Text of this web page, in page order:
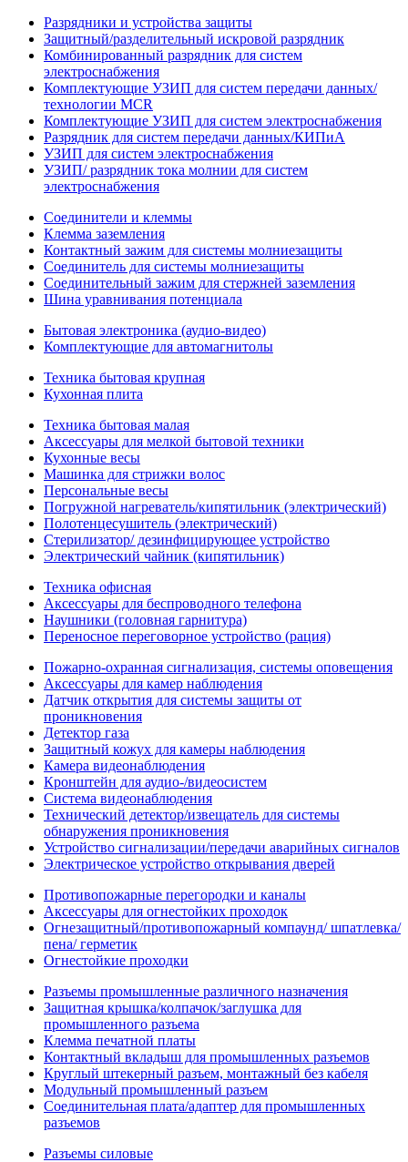
Разрядники и устройства защиты
Защитный/разделительный искровой разрядник
Комбинированный разрядник для систем
электроснабжения
Комплектующие УЗИП для систем передачи данных/
технологии MCR
Комплектующие УЗИП для систем электроснабжения
Разрядник для систем передачи данных/КИПиА
УЗИП для систем электроснабжения
УЗИП/ разрядник тока молнии для систем
электроснабжения
Соединители и клеммы
Клемма заземления
Контактный зажим для системы молниезащиты
Соединитель для системы молниезащиты
Соединительный зажим для стержней заземления
Шина уравнивания потенциала
Бытовая электроника (аудио-видео)
Комплектующие для автомагнитолы
Техника бытовая крупная
Кухонная плита
Техника бытовая малая
Аксессуары для мелкой бытовой техники
Кухонные весы
Машинка для стрижки волос
Персональные весы
Погружной нагреватель/кипятильник (электрический)
Полотенцесушитель (электрический)
Стерилизатор/ дезинфицирующее устройство
Электрический чайник (кипятильник)
Техника офисная
Аксессуары для беспроводного телефона
Наушники (головная гарнитура)
Переносное переговорное устройство (рация)
Пожарно-охранная сигнализация, системы оповещения
Аксессуары для камер наблюдения
Датчик открытия для системы защиты от
проникновения
Детектор газа
Защитный кожух для камеры наблюдения
Камера видеонаблюдения
Кронштейн для аудио-/видеосистем
Система видеонаблюдения
Технический детектор/извещатель для системы
обнаружения проникновения
Устройство сигнализации/передачи аварийных сигналов
Электрическое устройство открывания дверей
Противопожарные перегородки и каналы
Аксессуары для огнестойких проходок
Огнезащитный/противопожарный компаунд/ шпатлевка/
пена/ герметик
Огнестойкие проходки
Разъемы промышленные различного назначения
Защитная крышка/колпачок/заглушка для
промышленного разъема
Клемма печатной платы
Контактный вкладыш для промышленных разъемов
Круглый штекерный разъем, монтажный без кабеля
Модульный промышленный разъем
Соединительная плата/адаптер для промышленных
разъемов
Разъемы силовые